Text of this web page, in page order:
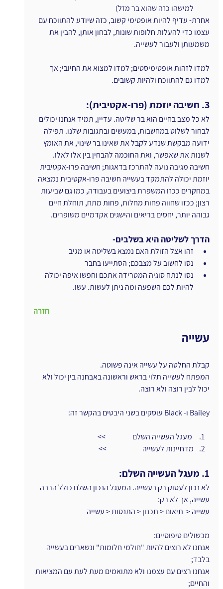
למישהו כזה שהוא בר מזל)
אחרת- עדיף להיות אופטימי קשוב, כזה שיודע להתווכח עם
עצמו כדי להעלות חלופות שונות, לבחון אותן, להבין את
משמעותן ולעבור לעשייה.
למדו לזהות אופטימיסטים; למדו למצוא את החיובי; אך
למדו גם להתווכח ולהיות קשובים.
3. חשיבה יוזמת (פרו-אקטיבית):
לא כל מצב בחיים הוא בר שליטה. עדיין, תמיד אנחנו יכולים
לבחור לשלוט במחשבות, במעשים ובתגובות שלנו. תפילה
ידועה מבקשת שנדע לקבל את שאינו בר שינוי, את האומץ
לשנות את שאפשר, ואת החוכמה להבחין בין אלו לאלו.
חשיבה מגיבה נועה להתרכז בדאגות; חשיבה פרו-אקטיבית
יוזמת יכולה להתמקד בעשייה חשיבה פרו-אקטיבית נמצאה
במחקרים ככזו המשפרת ביצועים בעבודה, כמו גם שביעות
רצון; ככזו שחווה פחות מחלות, פחות מתח, תוחלת חיים
גבוהה יותר, יחסים בריאים והישגים אקדמיים משופרים.
הדרך לשליטה היא בשלבים-
זהו אצל הזולת האם נמצא בשליטה או מגיב
נסו לחשוב על מצבכם; הסתייעו בחבר
נסו לנתח סוגיה המטרידה אתכם וחפשו איפה יכולה
להיות לכם השפעה ומה ניתן לעשות. עשו.
חזרה
עשייה
קבלת החלטה על עשייה אינה פשוטה.
המפתח לעשייה תלוי בראש וראשונה באבחנה בין יכול ולא
יכול לבין רוצה ולא רוצה.
Bailey ו- Black עוסקים בשני היבטים בהקשר זה:
מדחיינות לעשייה                        >>
1. מעגל העשייה השלם:
לא נכון לעסוק רק בעשייה. המעגל הנכון השלם כולל הרבה
עשייה, אך לא רק:
עשייה <  תיאום < תכנון < התנסות < עשייה
מכשולים טיפוסיים:
אנחנו לא רוצים להיות "חולמי חלומות" ונשארים בעשייה
בלבד;
אנחנו רצים עם עצמנו ולא מתואמים מעת לעת עם המציאות
והחיים;